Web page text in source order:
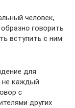
человек,
говорить
вступить с ним
для
не каждый
с
других